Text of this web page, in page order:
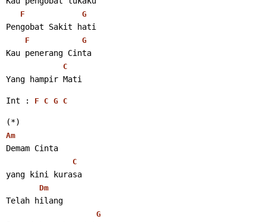
F G
Pengobat Sakit hati
F G
Kau penerang Cinta
C
Yang hampir Mati
Int : F C G C
(*)
Am
Demam Cinta
C
yang kini kurasa
Dm
Telah hilang
G